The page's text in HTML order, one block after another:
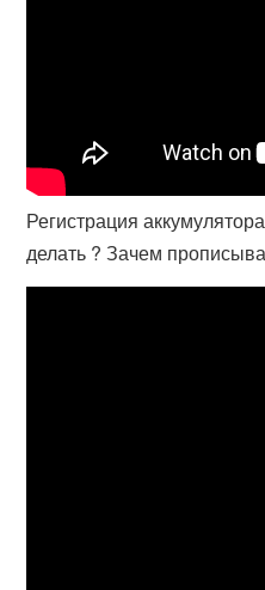
Регистрация
делать ? Зачем